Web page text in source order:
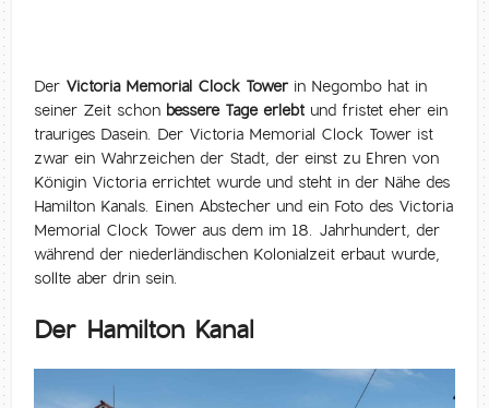
Der Victoria Memorial Clock Tower in Negombo hat in
seiner Zeit schon bessere Tage erlebt und fristet eher ein
trauriges Dasein. Der Victoria Memorial Clock Tower ist
zwar ein Wahrzeichen der Stadt, der einst zu Ehren von
Königin Victoria errichtet wurde und steht in der Nähe des
Hamilton Kanals. Einen Abstecher und ein Foto des Victoria
Memorial Clock Tower aus dem im 18. Jahrhundert, der
während der niederländischen Kolonialzeit erbaut wurde,
sollte aber drin sein.
Der Hamilton Kanal